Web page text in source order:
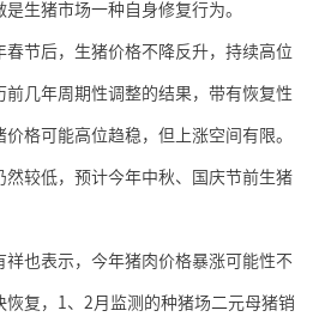
生猪市场一种自身修复行为。
节后，生猪价格不降反升，持续高位
几年周期性调整的结果，带有恢复性
格可能高位趋稳，但上涨空间有限。
然较低，预计今年中秋、国庆节前生猪
也表示，今年猪肉价格暴涨可能性不
复， 1 、 2 月监测的种猪场二元母猪销